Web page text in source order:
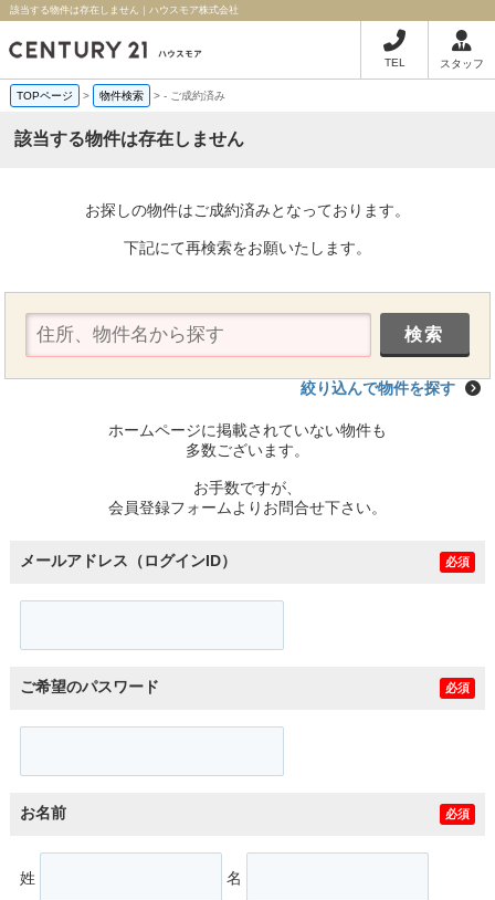
該当する物件は存在しません｜ハウスモア株式会社
TEL スタッフ
TOPページ > 物件検索 >- ご成約済み
該当する物件は存在しません
お探しの物件はご成約済みとなっております。
下記にて再検索をお願いたします。
絞り込んで物件を探す
ホームページに掲載されていない物件も
多数ございます。
お手数ですが、
会員登録フォームよりお問合せ下さい。
メールアドレス（ログインID） 必須
ご希望のパスワード 必須
お名前 必須
姓 名